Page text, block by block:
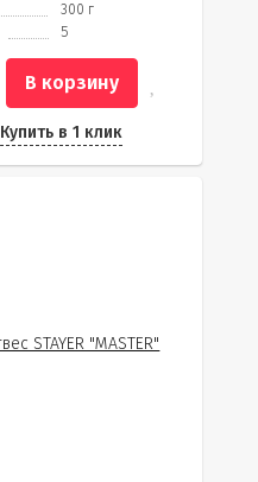
300 г
5
В корзину
Купить в 1 клик